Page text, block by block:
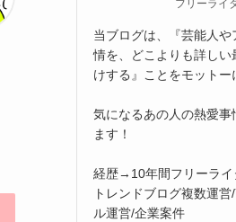
フリーライ
当ブログは、『芸能人
情を、どこよりも詳しい
けする』ことをモットー
気になるあの人の熱愛事
ます！
経歴→10年間フリーライ
トレンドブログ複数運
ル運営/企業案件